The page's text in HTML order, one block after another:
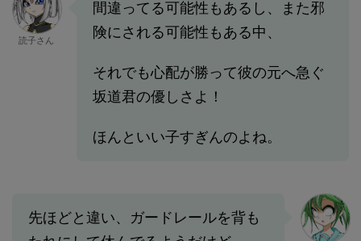
読子さん
間違ってる可能性もあるし、また邪
険にされる可能性もある中、
それでも心配が勝って彼の元へ急ぐ
坂道君の優しさよ！
ほんといい子すぎんのよね。
先ほどと違い、ガードレールを背も